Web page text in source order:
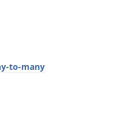
to-many